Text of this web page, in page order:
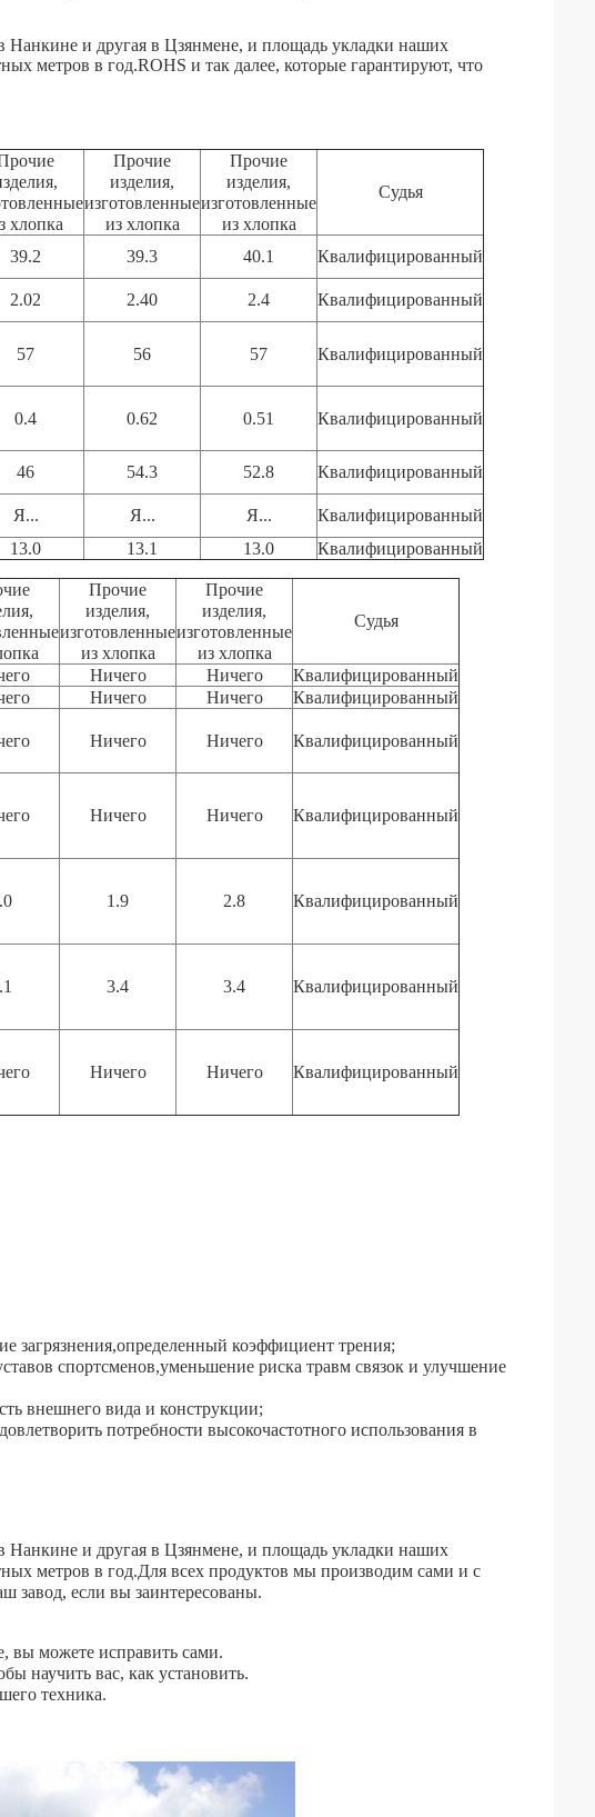
Нанкине и другая в Цзянмене, и площадь укладки наших
метров в год.ROHS и так далее, которые гарантируют, что
хлопка
Прочие
изделия,
изготовленные
из хлопка
Прочие
изделия,
изготовленные
из хлопка
Судья
39.2 39.3 40.1 Квалифицированный
2.02 2.40 2.4 Квалифицированный
57 56 57 Квалифицированный
0.4 0.62 0.51 Квалифицированный
46 54.3 52.8 Квалифицированный
Я... Я... Я...
Квалифицированный
13.0 13.1 13.0 Квалифицированный
Прочие
изделия,
изготовленные
из хлопка
Прочие
изделия,
изготовленные
из хлопка
Судья
Ничего Ничего
Квалифицированный
Ничего Ничего Квалифицированный
Ничего Ничего Квалифицированный
Ничего Ничего Квалифицированный
1.9 2.8 Квалифицированный
3.4 3.4 Квалифицированный
Ничего Ничего Квалифицированный
загрязнения,определенный коэффициент трения;
спортсменов,уменьшение риска травм связок и улучшение
внешнего вида и конструкции;
потребности высокочастотного использования в
Нанкине и другая в Цзянмене, и площадь укладки наших
метров в год.Для всех продуктов мы производим сами и с
завод, если вы заинтересованы.
вы можете исправить сами.
научить вас, как установить.
техника.